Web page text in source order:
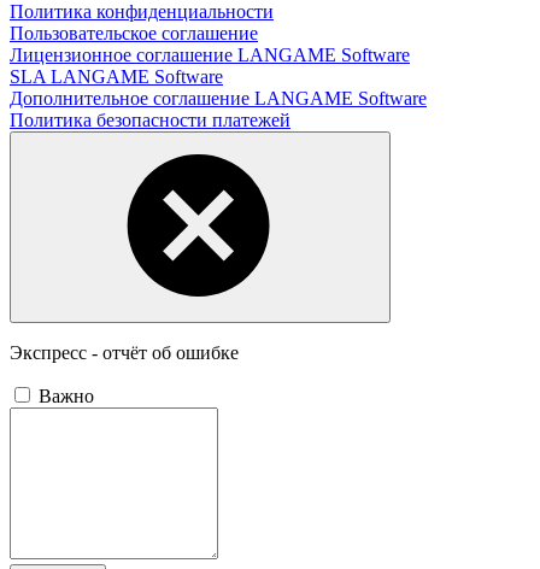
Политика конфиденциальности
Пользовательское соглашение
Лицензионное соглашение LANGAME Software
SLA LANGAME Software
Дополнительное соглашение LANGAME Software
Политика безопасности платежей
Экспресс - отчёт об ошибке
Важно